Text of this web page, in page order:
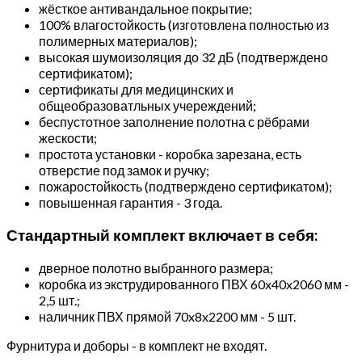
жёсткое антивандальное покрытие;
100% влагостойкость (изготовлена полностью из
полимерных материалов);
высокая шумоизоляция до 32 дБ (подтверждено
сертификатом);
сертификаты для медицинских и
общеобразоватльных учереждений;
беспустотное заполнение полотна с рёбрами
жескости;
простота установки - коробка зарезана, есть
отверстие под замок и ручку;
пожаростойкость (подтверждено сертификатом);
повышенная гарантия - 3 года.
Стандартный комплект включает в себя:
дверное полотно выбранного размера;
коробка из экструдированного ПВХ 60x40x2060 мм -
2,5 шт.;
наличник ПВХ прямой 70x8x2200 мм - 5 шт.
Фурнитура и доборы - в комплект не входят.